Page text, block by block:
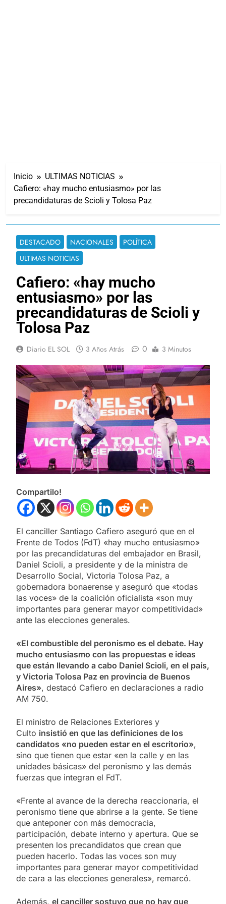
Inicio
ULTIMAS NOTICIAS
Cafiero: «hay mucho entusiasmo» por las
precandidaturas de Scioli y Tolosa Paz
DESTACADO NACIONALES
POLÍTICA
ULTIMAS NOTICIAS
Cafiero: «hay mucho
entusiasmo» por las
precandidaturas de Scioli y
Tolosa Paz
Diario EL SOL 3 Años Atrás 0 3 Minutos
Compartilo!
El canciller Santiago Cafiero aseguró que en el
Frente de Todos (FdT) «hay mucho entusiasmo»
por las precandidaturas del embajador en Brasil,
Daniel Scioli, a presidente y de la ministra de
Desarrollo Social, Victoria Tolosa Paz, a
gobernadora bonaerense y aseguró que «todas
las voces» de la coalición oficialista «son muy
importantes para generar mayor competitividad»
ante las elecciones generales.
«El combustible del peronismo es el debate. Hay
mucho entusiasmo con las propuestas e ideas
que están llevando a cabo Daniel Scioli, en el país,
y Victoria Tolosa Paz en provincia de Buenos
Aires», destacó Cafiero en declaraciones a radio
AM 750.
El ministro de Relaciones Exteriores y
Culto insistió en que las definiciones de los
candidatos «no pueden estar en el escritorio»,
sino que tienen que estar «en la calle y en las
unidades básicas» del peronismo y las demás
fuerzas que integran el FdT.
«Frente al avance de la derecha reaccionaria, el
peronismo tiene que abrirse a la gente. Se tiene
que anteponer con más democracia,
participación, debate interno y apertura. Que se
presenten los precandidatos que crean que
pueden hacerlo. Todas las voces son muy
importantes para generar mayor competitividad
de cara a las elecciones generales», remarcó.
Además, el canciller sostuvo que no hay que